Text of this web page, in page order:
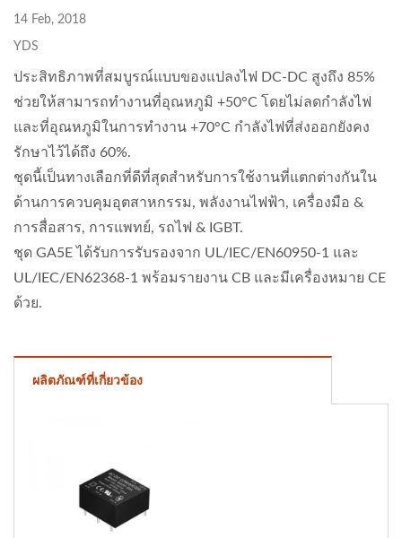
14 Feb, 2018
YDS
ประสิทธิภาพที่สมบูรณ์แบบของแปลงไฟ DC-DC สูงถึง 85%
ช่วยให้สามารถทำงานที่อุณหภูมิ +50°C โดยไม่ลดกำลังไฟ
และที่อุณหภูมิในการทำงาน +70°C กำลังไฟที่ส่งออกยังคง
รักษาไว้ได้ถึง 60%.
ชุดนี้เป็นทางเลือกที่ดีที่สุดสำหรับการใช้งานที่แตกต่างกันใน
ด้านการควบคุมอุตสาหกรรม, พลังงานไฟฟ้า, เครื่องมือ &
การสื่อสาร, การแพทย์, รถไฟ & IGBT.
ชุด GA5E ได้รับการรับรองจาก UL/IEC/EN60950-1 และ
UL/IEC/EN62368-1 พร้อมรายงาน CB และมีเครื่องหมาย CE
ด้วย.
ผลิตภัณฑ์ที่เกี่ยวข้อง